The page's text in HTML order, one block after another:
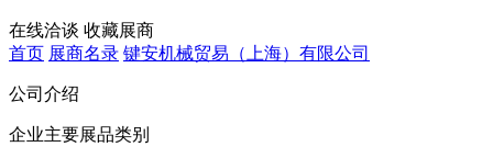
在线洽谈 收藏展商
首页 展商名录 键安机械贸易（上海）有限公司
公司介绍
企业主要展品类别